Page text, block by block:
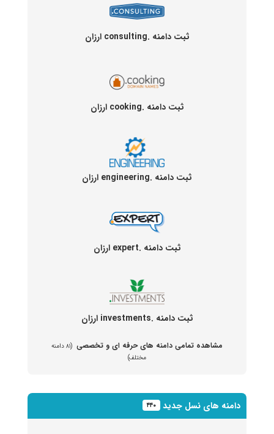
ثبت دامنه .consulting ارزان
ثبت دامنه .cooking ارزان
ثبت دامنه .engineering ارزان
ثبت دامنه .expert ارزان
ثبت دامنه .investments ارزان
مشاهده تمامی دامنه های حرفه ای و تخصصی
(۸۱ دامنه
مختلف)
دامنه های نسل جدید ۴۴۰